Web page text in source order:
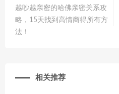
越吵越亲密的哈佛亲密关系攻
略，15天找到高情商得所有方
法！
相关推荐